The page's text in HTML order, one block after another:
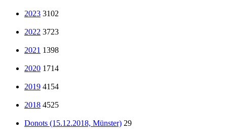
2023 3102
2022 3723
2021 1398
2020 1714
2019 4154
2018 4525
Donots (15.12.2018, Münster) 29